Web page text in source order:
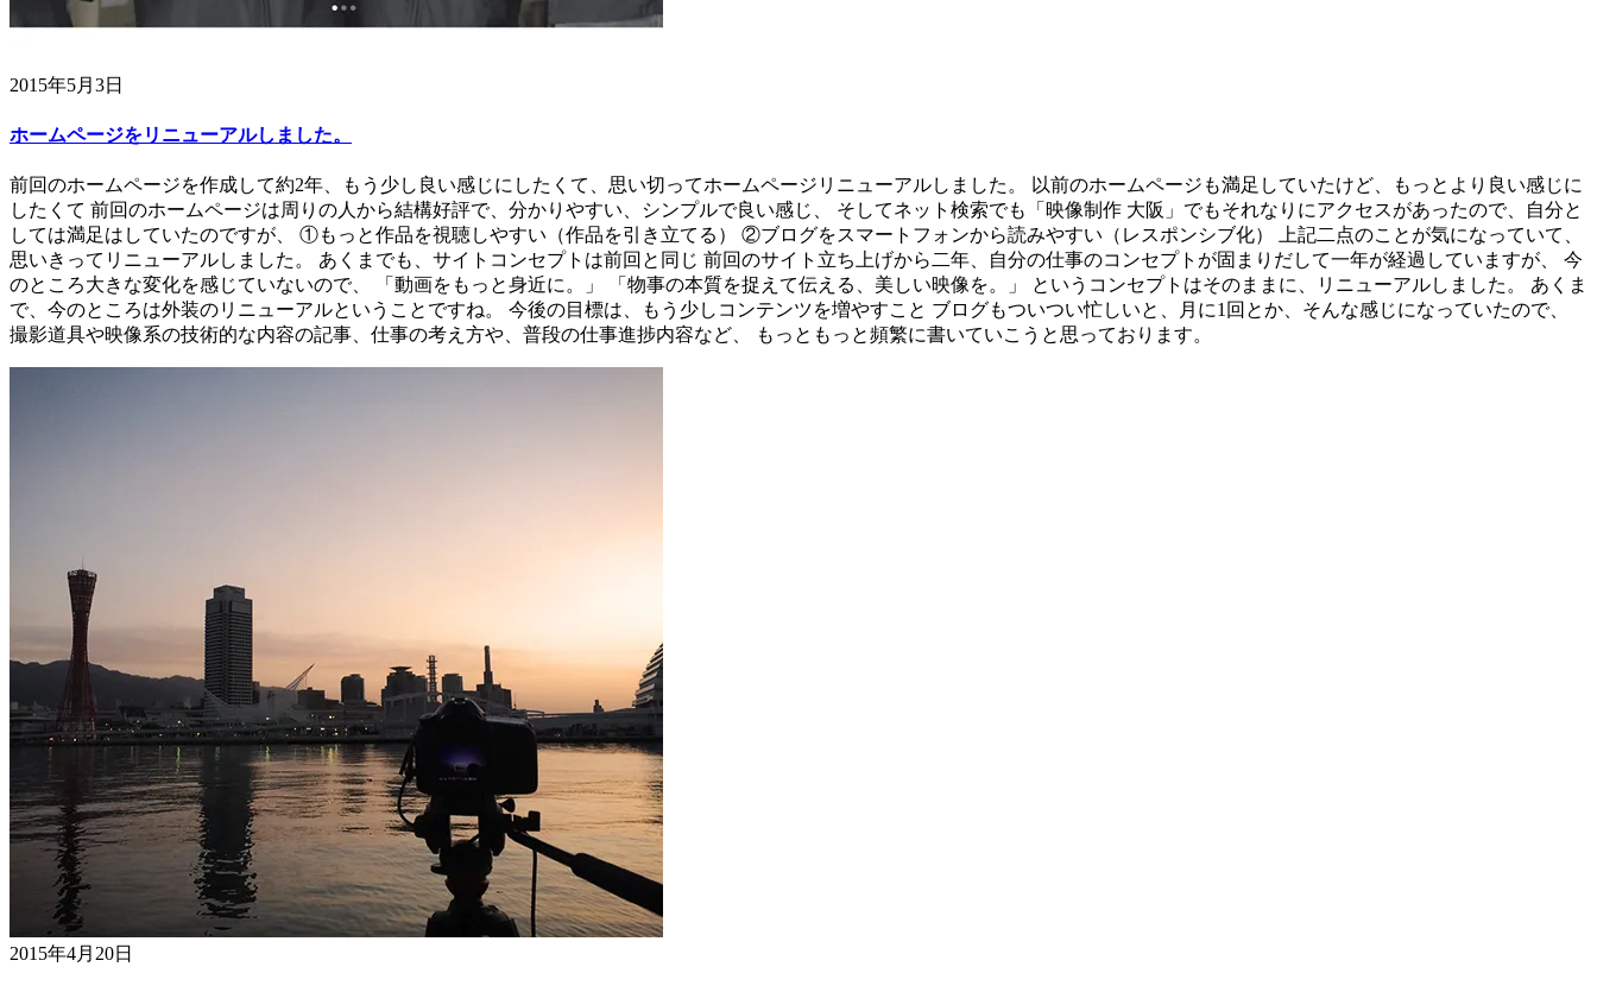
2015年5月3日
ホームページをリニューアルしました。
前回のホームページを作成して約2年、もう少し良い感じにしたくて、思い切ってホームページリニューアルしました。 以前のホームページも満足していたけど、もっとより良い感じに
したくて 前回のホームページは周りの人から結構好評で、分かりやすい、シンプルで良い感じ、 そしてネット検索でも「映像制作 大阪」でもそれなりにアクセスがあったので、自分と
しては満足はしていたのですが、 ①もっと作品を視聴しやすい（作品を引き立てる） ②ブログをスマートフォンから読みやすい（レスポンシブ化） 上記二点のことが気になっていて、
思いきってリニューアルしました。 あくまでも、サイトコンセプトは前回と同じ 前回のサイト立ち上げから二年、自分の仕事のコンセプトが固まりだして一年が経過していますが、 今
のところ大きな変化を感じていないので、 「動画をもっと身近に。」 「物事の本質を捉えて伝える、美しい映像を。」 というコンセプトはそのままに、リニューアルしました。 あくま
で、今のところは外装のリニューアルということですね。 今後の目標は、もう少しコンテンツを増やすこと ブログもついつい忙しいと、月に1回とか、そんな感じになっていたので、
撮影道具や映像系の技術的な内容の記事、仕事の考え方や、普段の仕事進捗内容など、 もっともっと頻繁に書いていこうと思っております。
2015年4月20日